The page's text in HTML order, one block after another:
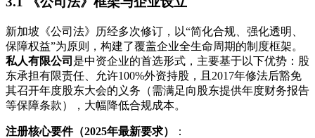
新加坡《公司法》历经多次修订，以“简化合规、强化透明、
保障权益”为原则，构建了覆盖企业全生命周期的制度框架。
私人有限公司 是中资企业的首选形式，主要基于以下优势：股
东承担有限责任、允许100%外资持股，且2017年修法后豁免
其召开年度股东大会的义务（需满足向股东提供年度财务报告
等保障条款），大幅降低合规成本。
注册核心要件（2025年最新要求） ：